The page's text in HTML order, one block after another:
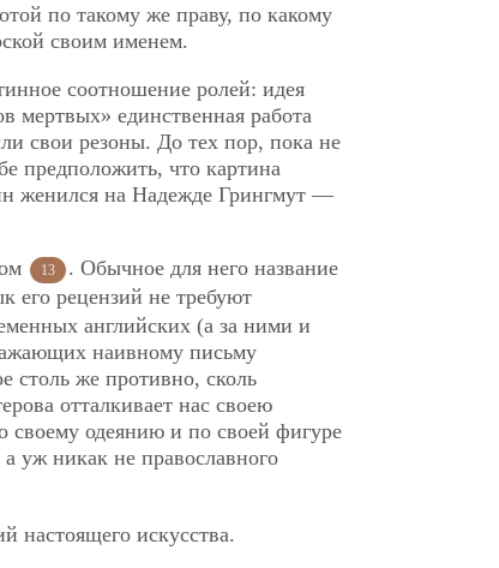
по такому же праву, по какому
своим именем.
соотношение ролей: идея
мертвых» единственная работа
свои резоны. До тех пор, пока не
предположить, что картина
женился на Надежде Грингмут —
13
. Обычное для него название
его рецензий не требуют
английских (а за ними и
наивному письму
столь же противно, сколь
отталкивает нас своею
своему одеянию и по своей фигуре
уж никак не православного
настоящего искусства.